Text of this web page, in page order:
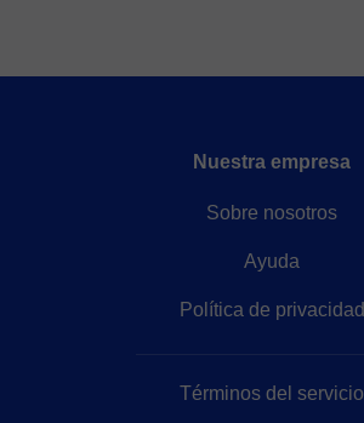
Nuestra empresa
Sobre nosotros
Ayuda
Política de privacidad
Términos del servicio